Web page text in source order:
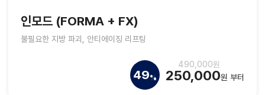
인모드 (FORMA + FX)
불필요한 지방 파괴, 안티에이징 리프팅
49%
490,000원
250,000원 부터